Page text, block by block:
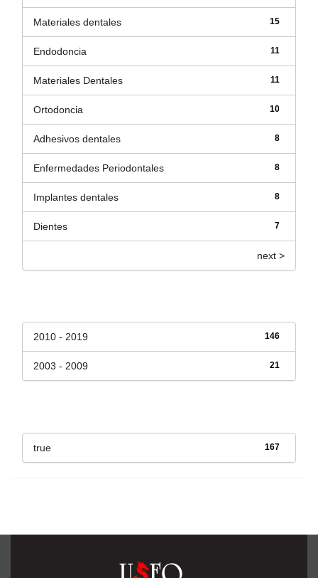
15
Materiales dentales
11
Endodoncia
11
Materiales Dentales
10
Ortodoncia
8
Adhesivos dentales
8
Enfermedades Periodontales
8
Implantes dentales
7
Dientes
next >
146
2010 - 2019
21
2003 - 2009
167
true